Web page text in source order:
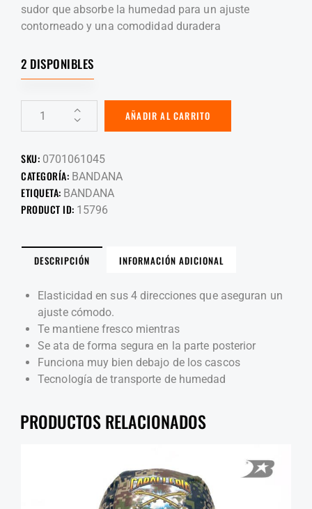
sudor que absorbe la humedad para un ajuste
contorneado y una comodidad duradera
2 DISPONIBLES
AÑADIR AL CARRITO
SKU: 0701061045
CATEGORÍA: BANDANA
ETIQUETA: BANDANA
PRODUCT ID: 15796
DESCRIPCIÓN INFORMACIÓN ADICIONAL
Elasticidad en sus 4 direcciones que aseguran un
ajuste cómodo.
Te mantiene fresco mientras
Se ata de forma segura en la parte posterior
Funciona muy bien debajo de los cascos
Tecnología de transporte de humedad
PRODUCTOS RELACIONADOS